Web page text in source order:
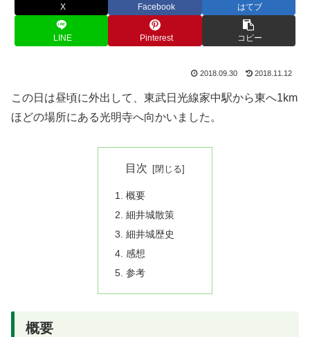
X Facebook はてブ
LINE Pinterest コピー
2018.09.30 2018.11.12
この日は昼頃に外出して、東武日光線家中駅から東へ1km
ほどの場所にある光明寺へ向かいました。
目次
概要
細井城散策
細井城歴史
感想
参考
概要